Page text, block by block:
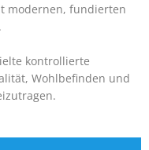
modernen, fundierten
kontrollierte
Wohlbefinden und